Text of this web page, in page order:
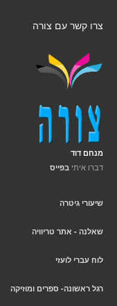
צרו קשר עם צורה
מנחם דוד
דברו איתי בפייס
שיעורי גיטרה
שאלנה - אתר טריוויה
לוח עברי לועזי
רגל ראשונה- ספרים ומוזיקה